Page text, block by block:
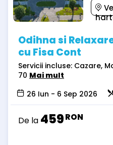
Odihna si
cu Fisa Cont
Servicii incluse: Cazare,
70 Mai mult
26 Iun - 6 Sep 2026
De la 459RON